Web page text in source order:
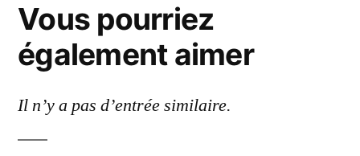
Vous pourriez
également aimer
Il n’y a pas d’entrée similaire.